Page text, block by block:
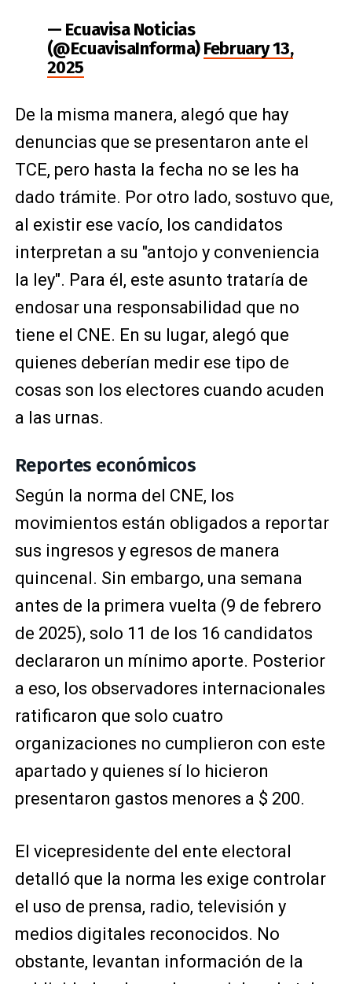
— Ecuavisa Noticias
(@EcuavisaInforma)February 13,
2025
De la misma manera, alegó que hay
denuncias que se presentaron ante el
TCE, pero hasta la fecha no se les ha
dado trámite. Por otro lado, sostuvo que,
al existir ese vacío, los candidatos
interpretan a su "antojo y conveniencia
la ley". Para él, este asunto trataría de
endosar una responsabilidad que no
tiene el CNE. En su lugar, alegó que
quienes deberían medir ese tipo de
cosas son los electores cuando acuden
a las urnas.
Reportes económicos
Según la norma del CNE, los
movimientos están obligados a reportar
sus ingresos y egresos de manera
quincenal. Sin embargo, una semana
antes de la primera vuelta (9 de febrero
de 2025), solo 11 de los 16 candidatos
declararon un mínimo aporte. Posterior
a eso, los observadores internacionales
ratificaron que solo cuatro
organizaciones no cumplieron con este
apartado y quienes sí lo hicieron
presentaron gastos menores a $ 200.
El vicepresidente del ente electoral
detalló que la norma les exige controlar
el uso de prensa, radio, televisión y
medios digitales reconocidos. No
obstante, levantan información de la